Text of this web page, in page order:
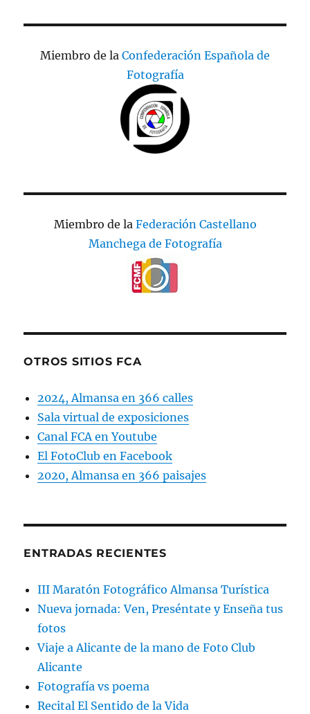
Miembro de la Confederación Española de
Fotografía
Miembro de la Federación Castellano
Manchega de Fotografía
OTROS SITIOS FCA
2024, Almansa en 366 calles
Sala virtual de exposiciones
Canal FCA en Youtube
El FotoClub en Facebook
2020, Almansa en 366 paisajes
ENTRADAS RECIENTES
III Maratón Fotográfico Almansa Turística
Nueva jornada: Ven, Preséntate y Enseña tus
fotos
Viaje a Alicante de la mano de Foto Club
Alicante
Fotografía vs poema
Recital El Sentido de la Vida